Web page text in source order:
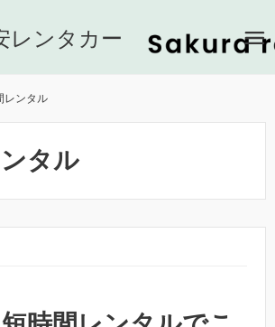
レンタカー
レンタル
タル